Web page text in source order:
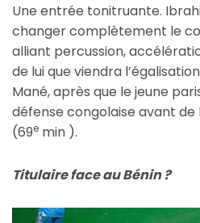
Une entrée tonitruante.
changer complètement le
alliant percussion,
de lui que viendra
Mané, après que le jeune
défense congolaise avant de
(69e min ).
Titulaire face au Bénin ?